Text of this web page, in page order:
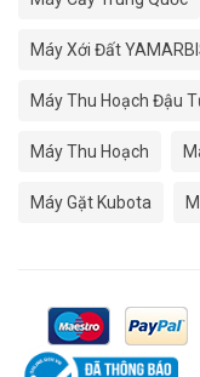
Máy Xới Đất
Máy Thu Hoạch Đậu
Máy Thu Hoạch
Máy Gặt Kubota